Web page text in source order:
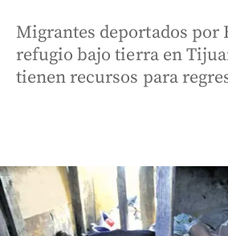
Migrantes deportados por
refugio bajo tierra en
tienen recursos para